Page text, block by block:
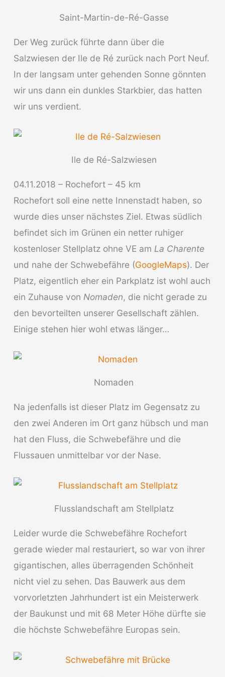
Saint-Martin-de-Ré-Gasse
Der Weg zurück führte dann über die
Salzwiesen der Ile de Ré zurück nach Port Neuf.
In der langsam unter gehenden Sonne gönnten
wir uns dann ein dunkles Starkbier, das hatten
wir uns verdient.
Ile de Ré-Salzwiesen
04.11.2018 – Rochefort – 45 km
Rochefort soll eine nette Innenstadt haben, so
wurde dies unser nächstes Ziel. Etwas südlich
befindet sich im Grünen ein netter ruhiger
kostenloser Stellplatz ohne VE am La Charente
und nahe der Schwebefähre (GoogleMaps). Der
Platz, eigentlich eher ein Parkplatz ist wohl auch
ein Zuhause von Nomaden, die nicht gerade zu
den bevorteilten unserer Gesellschaft zählen.
Einige stehen hier wohl etwas länger…
Nomaden
Na jedenfalls ist dieser Platz im Gegensatz zu
den zwei Anderen im Ort ganz hübsch und man
hat den Fluss, die Schwebefähre und die
Flussauen unmittelbar vor der Nase.
Flusslandschaft am Stellplatz
Leider wurde die Schwebefähre Rochefort
gerade wieder mal restauriert, so war von ihrer
gigantischen, alles überragenden Schönheit
nicht viel zu sehen. Das Bauwerk aus dem
vorvorletzten Jahrhundert ist ein Meisterwerk
der Baukunst und mit 68 Meter Höhe dürfte sie
die höchste Schwebefähre Europas sein.